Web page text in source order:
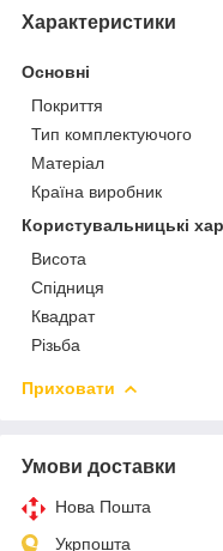
Характеристики
Основні
Покриття
Тип комплектуючого
Матеріал
Країна виробник
Користувальницькі
Висота
Спідниця
Квадрат
Різьба
Приховати
Умови доставки
Нова Пошта
Укрпошта